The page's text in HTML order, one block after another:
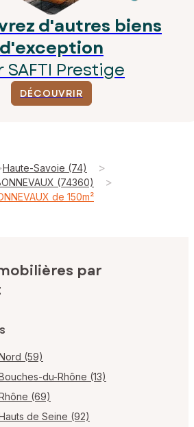
d'autres biens
d'exception
SAFTI Prestige
DÉCOUVRIR
Haute-Savoie (74) >
(74360) >
de 150m²
par
(59)
du-Rhône (13)
(69)
de Seine (92)